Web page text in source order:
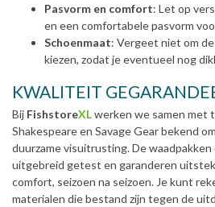
Pasvorm en comfort: Let op
en een comfortabele pasvorm
Schoenmaat: Vergeet niet om
kiezen, zodat je eventueel nog
KWALITEIT
Bij FishstoreXLwerken we samen met
Shakespeare en Savage Gear bekend
duurzame visuitrusting. De waadpakken
uitgebreid getest en garanderen
comfort, seizoen na seizoen. Je kunt
materialen die bestand zijn tegen de